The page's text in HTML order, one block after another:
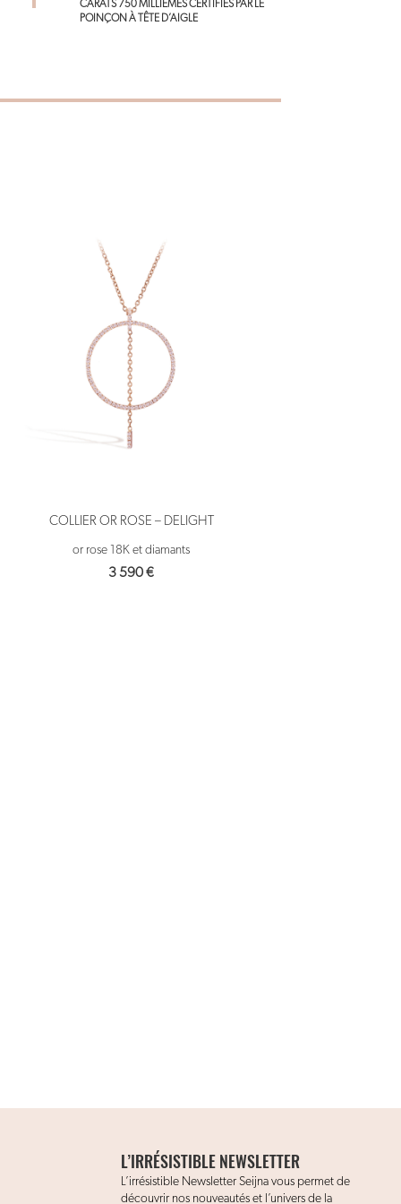
CARATS 750 MILLIÈMES CERTIFIÉS PAR LE
POINÇON À TÊTE D’AIGLE
COLLIER OR ROSE – DELIGHT
or rose 18K et diamants
3 590€
L’IRRÉSISTIBLE NEWSLETTER
L’irrésistible Newsletter Seijna vous permet de
découvrir nos nouveautés et l’univers de la